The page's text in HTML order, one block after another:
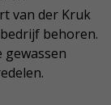
van der Kruk
behoren.
gewassen